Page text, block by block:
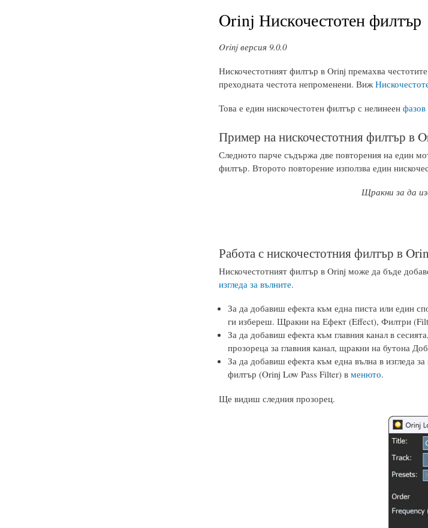
Orinj Нискочестотен филтър
Orinj версия 9.0.0
Нискочестотният филтър в Orinj премахва
преходната честота непроменени. Виж
Това е един нискочестотен филтър с нелинеен фазов
Пример на нискочестотния филтър в
Следното парче съдържа две повторения на един
филтър. Второто повторение използва един
Щракни за да
Работа с нискочестотния филтър в
Нискочестотният филтър в Orinj може да бъде
изгледа за вълните.
За да добавиш ефекта към една писта или един
ги избереш. Щракни на Ефект (Effect), Филтри
За да добавиш ефекта към главния канал в
прозореца за главния канал, щракни на бутона
За да добавиш ефекта към една вълна в изгледа
филтър (Orinj Low Pass Filter) в менюто.
Ще видиш следния прозорец.